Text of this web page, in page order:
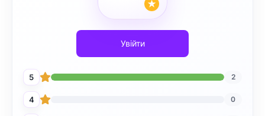
Увійти
5 2
4 0